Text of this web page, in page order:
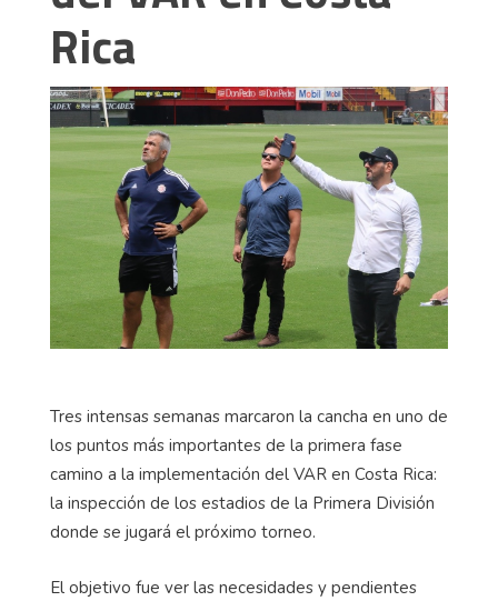
Rica
Tres intensas semanas marcaron la cancha en uno de
los puntos más importantes de la primera fase
camino a la implementación del VAR en Costa Rica:
la inspección de los estadios de la Primera División
donde se jugará el próximo torneo.
El objetivo fue ver las necesidades y pendientes